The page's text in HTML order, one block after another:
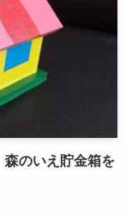
のいえ貯金箱を